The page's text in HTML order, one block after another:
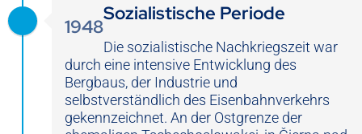
1948
Sozialistische Periode
Die sozialistische Nachkriegszeit war
durch eine intensive Entwicklung des
Bergbaus, der Industrie und
selbstverständlich des Eisenbahnverkehrs
gekennzeichnet. An der Ostgrenze der